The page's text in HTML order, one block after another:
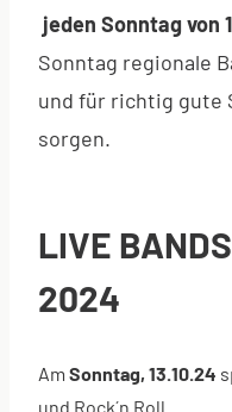
jeden Sonntag von
Sonntag regionale
und für richtig gute
sorgen.
LIVE
2024
Am Sonntag, 13.10.24
und Rock´n Roll